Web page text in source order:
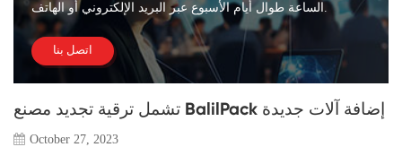
الساعة طوال أيام الأسبوع عبر البريد الإلكتروني أو الهاتف.
اتصل بنا
تشمل ترقية تجديد مصنع BalilPack إضافة آلات جديدة
October 27, 2023